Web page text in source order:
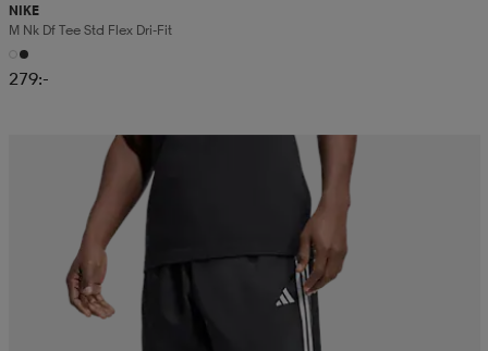
NIKE
M Nk Df Tee Std Flex Dri-Fit
279:-